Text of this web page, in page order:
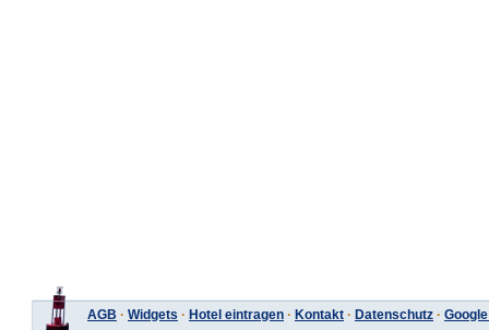
AGB · Widgets · Hotel eintragen · Kontakt · Datenschutz ·